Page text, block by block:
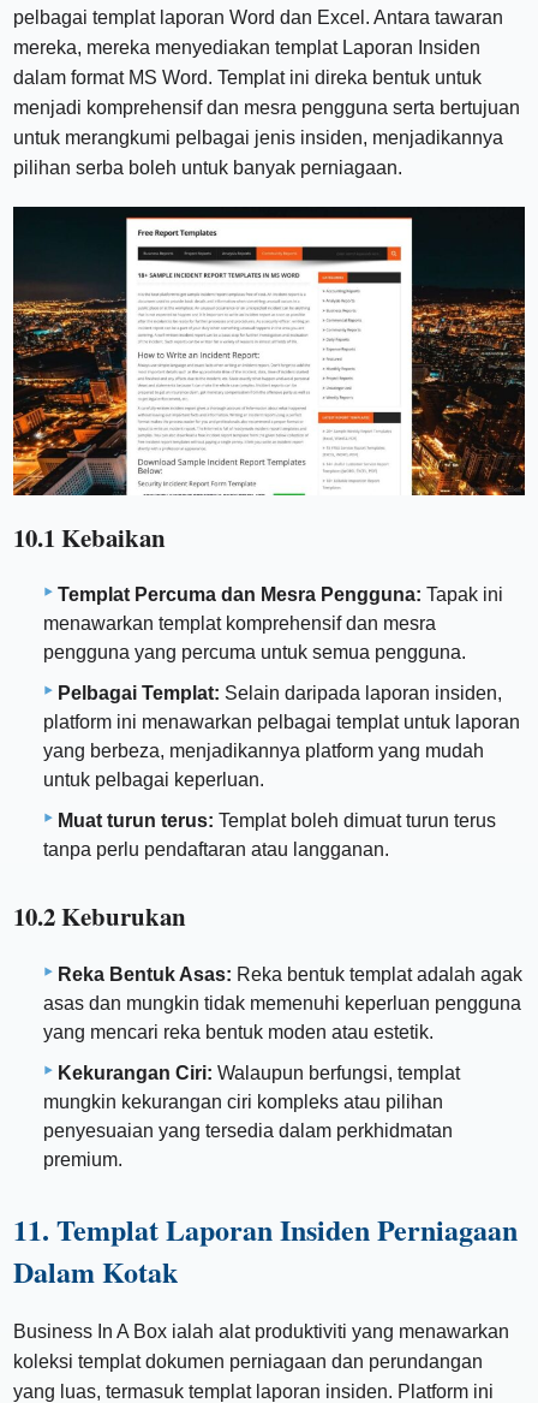
pelbagai templat laporan Word dan Excel. Antara tawaran
mereka, mereka menyediakan templat Laporan Insiden
dalam format MS Word. Templat ini direka bentuk untuk
menjadi komprehensif dan mesra pengguna serta bertujuan
untuk merangkumi pelbagai jenis insiden, menjadikannya
pilihan serba boleh untuk banyak perniagaan.
10.1 Kebaikan
Templat Percuma dan Mesra Pengguna: Tapak ini
menawarkan templat komprehensif dan mesra
pengguna yang percuma untuk semua pengguna.
Pelbagai Templat: Selain daripada laporan insiden,
platform ini menawarkan pelbagai templat untuk laporan
yang berbeza, menjadikannya platform yang mudah
untuk pelbagai keperluan.
Muat turun terus: Templat boleh dimuat turun terus
tanpa perlu pendaftaran atau langganan.
10.2 Keburukan
Reka Bentuk Asas: Reka bentuk templat adalah agak
asas dan mungkin tidak memenuhi keperluan pengguna
yang mencari reka bentuk moden atau estetik.
Kekurangan Ciri: Walaupun berfungsi, templat
mungkin kekurangan ciri kompleks atau pilihan
penyesuaian yang tersedia dalam perkhidmatan
premium.
11. Templat Laporan Insiden Perniagaan
Dalam Kotak
Business In A Box ialah alat produktiviti yang menawarkan
koleksi templat dokumen perniagaan dan perundangan
yang luas, termasuk templat laporan insiden. Platform ini